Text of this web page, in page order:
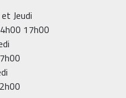
Jeudi
17h00